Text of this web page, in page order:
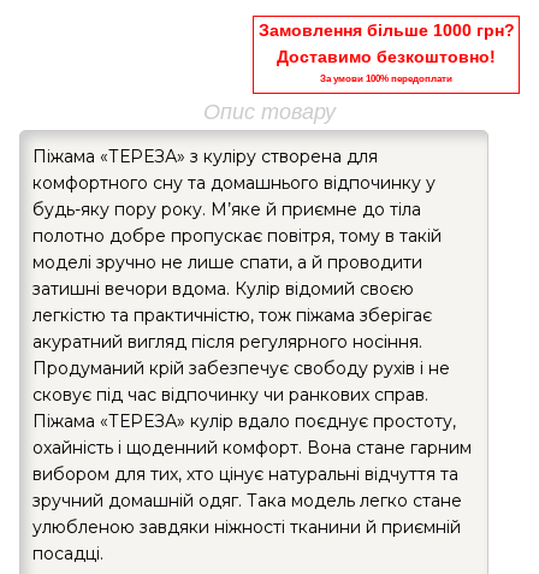
Замовлення більше 1000 грн?
Доставимо безкоштовно!
За умови 100% передоплати
Опис товару
Піжама «ТЕРЕЗА» з куліру створена для
комфортного сну та домашнього відпочинку у
будь-яку пору року. М’яке й приємне до тіла
полотно добре пропускає повітря, тому в такій
моделі зручно не лише спати, а й проводити
затишні вечори вдома. Кулір відомий своєю
легкістю та практичністю, тож піжама зберігає
акуратний вигляд після регулярного носіння.
Продуманий крій забезпечує свободу рухів і не
сковує під час відпочинку чи ранкових справ.
Піжама «ТЕРЕЗА» кулір вдало поєднує простоту,
охайність і щоденний комфорт. Вона стане гарним
вибором для тих, хто цінує натуральні відчуття та
зручний домашній одяг. Така модель легко стане
улюбленою завдяки ніжності тканини й приємній
посадці.